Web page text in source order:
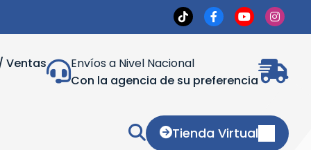
Ventas
Envíos a Nivel Nacional
Con la agencia de su preferencia
Tienda Virtual